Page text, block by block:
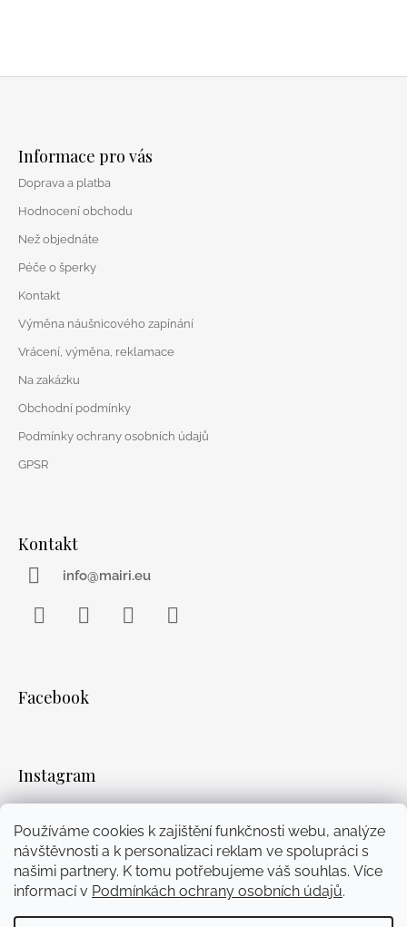
Používáme cookies k zajištění funkčnosti webu, analýze
návštěvnosti a k personalizaci reklam ve spolupráci s
našimi partnery. K tomu potřebujeme váš souhlas. Více
informací v Podmínkách ochrany osobních údajů.
Informace pro vás
Doprava a platba
Hodnocení obchodu
Než objednáte
Péče o šperky
Kontakt
Výměna náušnicového zapínání
Vrácení, výměna, reklamace
Na zakázku
Obchodní podmínky
Podmínky ochrany osobních údajů
GPSR
Kontakt
info@mairi.eu
Facebook
Instagram
Přijímáme online platby